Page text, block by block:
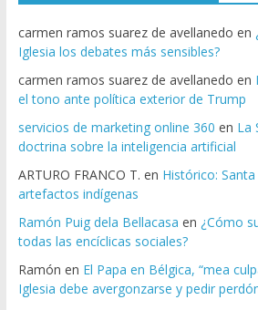
carmen ramos suarez de avellanedo en
Iglesia los debates más sensibles?
carmen ramos suarez de avellanedo en
el tono ante política exterior de Trump
servicios de marketing online 360 en La
doctrina sobre la inteligencia artificial
ARTURO FRANCO T. en Histórico:
artefactos indígenas
Ramón Puig dela Bellacasa en ¿Cómo
todas las encíclicas sociales?
Ramón en El Papa en Bélgica, “mea
Iglesia debe avergonzarse y pedir